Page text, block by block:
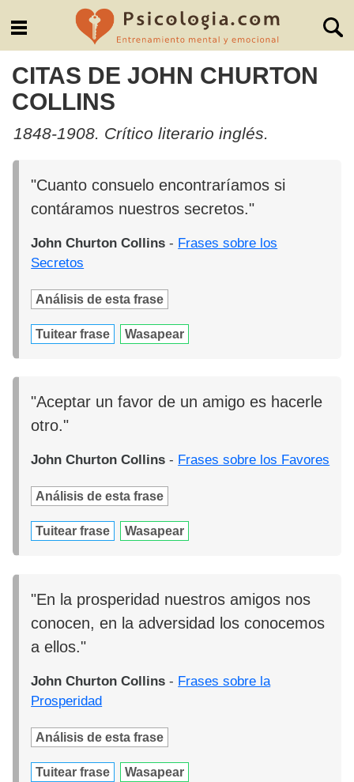
CITAS DE JOHN CHURTON
COLLINS
1848-1908. Crítico literario inglés.
"Cuanto consuelo encontraríamos si
contáramos nuestros secretos."
John Churton Collins - Frases sobre los
Secretos
Análisis de esta frase
Tuitear frase Wasapear
"Aceptar un favor de un amigo es hacerle
otro."
John Churton Collins - Frases sobre los Favores
Análisis de esta frase
Tuitear frase Wasapear
"En la prosperidad nuestros amigos nos
conocen, en la adversidad los conocemos
a ellos."
John Churton Collins - Frases sobre la
Prosperidad
Análisis de esta frase
Tuitear frase Wasapear